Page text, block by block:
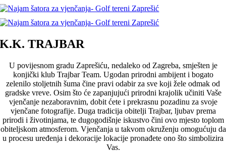
K.K. TRAJBAR
U povijesnom gradu Zaprešiću, nedaleko od Zagreba, smješten je
konjički klub Trajbar Team. Ugodan prirodni ambijent i bogato
zelenilo stoljetnih šuma čine pravi odabir za sve koji žele odmak od
gradske vreve. Osim što će zapanjujući prirodni krajolik učiniti Vaše
vjenčanje nezaboravnim, dobit ćete i prekrasnu pozadinu za svoje
vjenčane fotografije. Duga tradicija obitelji Trajbar, ljubav prema
prirodi i životinjama, te dugogodišnje iskustvo čini ovo mjesto toplom
obiteljskom atmosferom. Vjenčanja u takvom okruženju omogućuju da
u procesu uređenja i dekoracije lokacije pronađete ono što simbolizira
Vas.